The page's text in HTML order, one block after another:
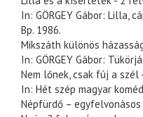
In: GÖRGEY Gábor: Lilla,
Bp. 1986.
Mikszáth különös
In: GÖRGEY Gábor:
Nem lőnek, csak fúj a
In: Hét szép magyar
Népfürdő –